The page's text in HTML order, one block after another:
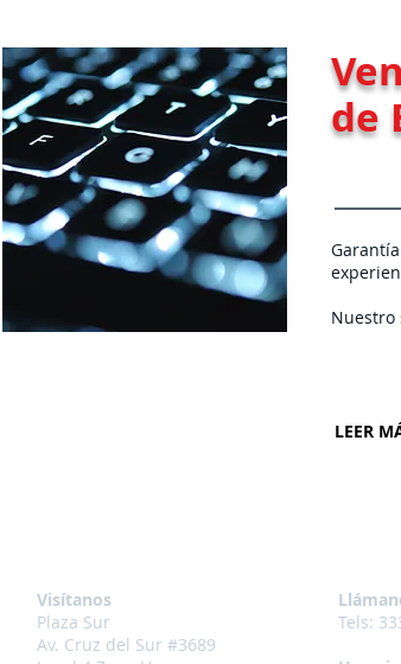
de
Nuestro
LEER
Visítanos
Plaza Sur
Av. Cruz del Sur #3689
Tels: